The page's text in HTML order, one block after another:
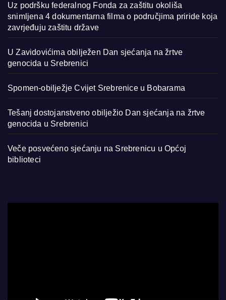
Uz podršku federalnog Fonda za zaštitu okoliša
snimljena 4 dokumentarna filma o područjima priride koja
zavrjeđuju zaštitu države
U Zavidovićima obilježen Dan sjećanja na žrtve
genocida u Srebrenici
Spomen-obilježje Cvijet Srebrenice u Bobarama
Tešanj dostojanstveno obilježio Dan sjećanja na žrtve
genocida u Srebrenici
Veče posvećeno sjećanju na Srebrenicu u Općoj
biblioteci